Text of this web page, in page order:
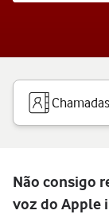
Não consigo
voz do Apple